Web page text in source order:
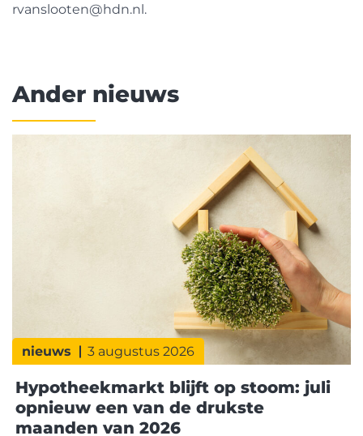
rvanslooten@hdn.nl.
Ander nieuws
nieuws 3 augustus 2026
Hypotheekmarkt blijft op stoom: juli
opnieuw een van de drukste
maanden van 2026